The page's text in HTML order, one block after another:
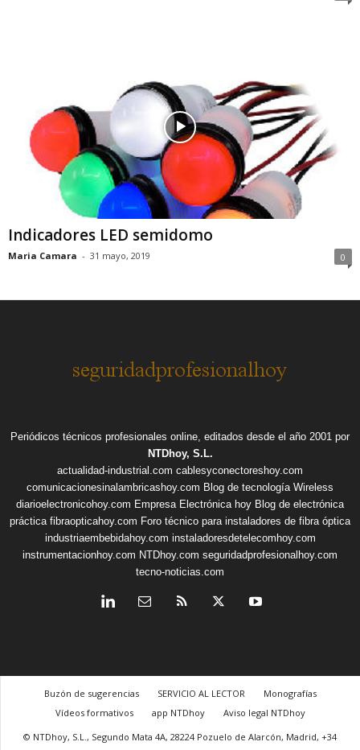
Indicadores LED semidomo
Maria Camara - 31 mayo, 2019 0
Periódicos técnicos profesionales online, editados desde el año 2001 por
NTDhoy, S.L.
actualidad-industrial.com cablesyconectoreshoy.com
comunicacionesinalambricashoy.com Blog de tecnología Wireless
diarioelectronicohoy.com Empresa Electrónica hoy Blog de electrónica
práctica fibraopticahoy.com Foro técnico para instaladores de fibra óptica
industriaembebidahoy.com instaladoresdetelecomhoy.com
instrumentacionhoy.com NTDhoy.com seguridadprofesionalhoy.com
tecno-noticias.com
Buzón de sugerencias SERVICIO AL LECTOR
Monografías
Vídeos formativos
app NTDhoy
Aviso legal NTDhoy
© NTDhoy, S.L., Segundo Mata 4A, 28224 Pozuelo de Alarcón, Madrid, +34